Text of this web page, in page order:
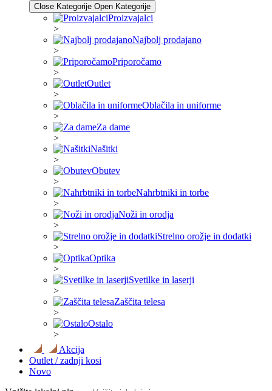
Close Kategorije Open Kategorije
Proizvajalci
>
Najbolj prodajano
>
Priporočamo
>
Outlet
>
Oblačila in uniforme
>
Za dame
>
Našitki
>
Obutev
>
Nahrbtniki in torbe
>
Noži in orodja
>
Strelno orožje in dodatki
>
Optika
>
Svetilke in laserji
>
Zaščita telesa
>
Ostalo
>
Akcija
Outlet / zadnji kosi
Novo